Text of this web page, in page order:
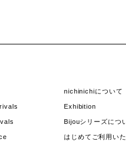
nichinichiについて
Exhibition
Bijouシリーズにつ
はじめてご利用い